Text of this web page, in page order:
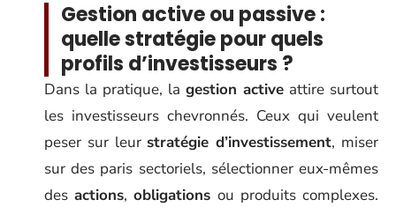
Gestion active ou passive :
quelle stratégie pour quels
profils d’investisseurs ?
Dans la pratique, la gestion active attire surtout
les investisseurs chevronnés. Ceux qui veulent
peser sur leur stratégie d’investissement, miser
sur des paris sectoriels, sélectionner eux-mêmes
desactions,obligations ou produits complexes.